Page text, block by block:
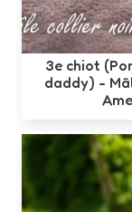
3e chiot
daddy) -